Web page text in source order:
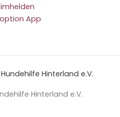
App
Hinterland e.V.
Hinterland e.V.